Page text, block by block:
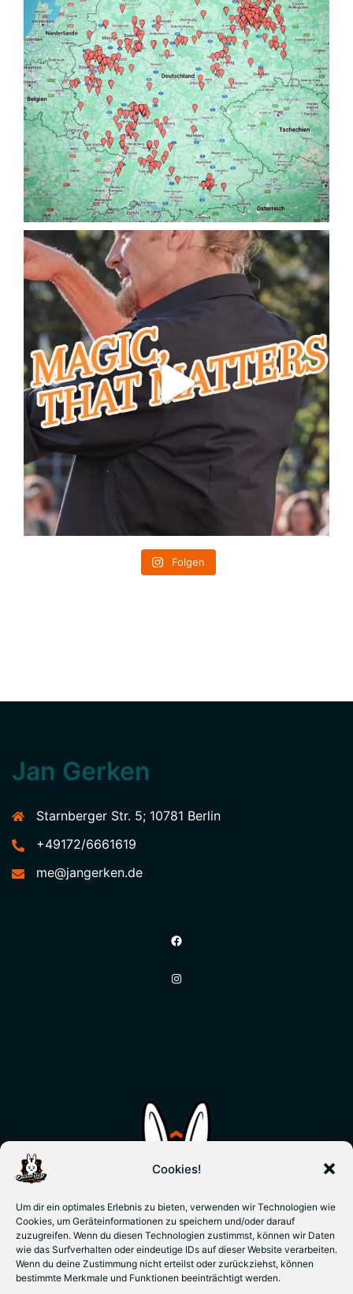
Cookies!
Um dir ein optimales Erlebnis zu bieten, verwenden wir Technologien wie
Cookies, um Geräteinformationen zu speichern und/oder darauf
zuzugreifen. Wenn du diesen Technologien zustimmst, können wir Daten
wie das Surfverhalten oder eindeutige IDs auf dieser Website verarbeiten.
Wenn du deine Zustimmung nicht erteilst oder zurückziehst, können
bestimmte Merkmale und Funktionen beeinträchtigt werden.
Folgen
Jan Gerken
Starnberger Str. 5; 10781 Berlin
+49172/6661619
me@jangerken.de
Facebook
Instagram